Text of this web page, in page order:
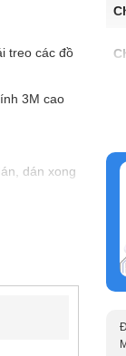
treo các đồ
3M cao
dán xong